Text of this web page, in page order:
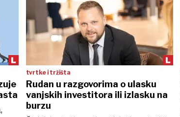
tvrtke i tržišta
Rudan u razgovorima o ulasku
vanjskih investitora ili izlasku na
burzu